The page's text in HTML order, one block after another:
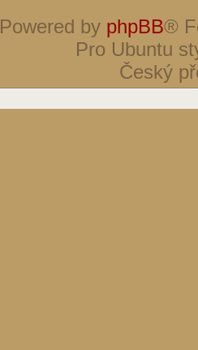
Powered by phpBB®
Pro Ubuntu
Český